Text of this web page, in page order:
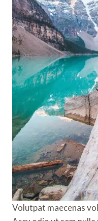
Volutpat maecenas